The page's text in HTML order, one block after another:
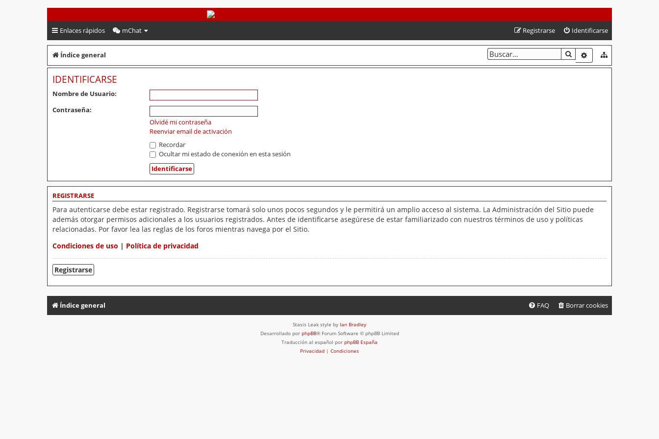
PeruVoley.com
Enlaces rápidos mChat Identificarse
Registrarse
Índice general BUSCARBÚSQUEDA
IDENTIFICARSE
Nombre de Usuario:
Contraseña:
Olvidé mi contraseña
Reenviar email de activación
Recordar
Ocultar mi estado de conexión en esta sesión
REGISTRARSE
Para autenticarse debe estar registrado. Registrarse tomará solo unos pocos segundos y le permitirá un amplio acceso al sistema. La Administración del Sitio puede
además otorgar permisos adicionales a los usuarios registrados. Antes de identificarse asegúrese de estar familiarizado con nuestros términos de uso y políticas
relacionadas. Por favor lea las reglas de los foros mientras navega por el Sitio.
Condiciones de uso | Política de privacidad
Registrarse
Índice general Borrar cookies
FAQ
Stasis Leak style by Ian Bradley
Desarrollado por phpBB® Forum Software © phpBB Limited
Traducción al español por phpBB España
Privacidad | Condiciones